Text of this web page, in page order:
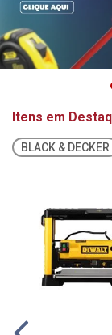
Itens em
BLACK & DECKER